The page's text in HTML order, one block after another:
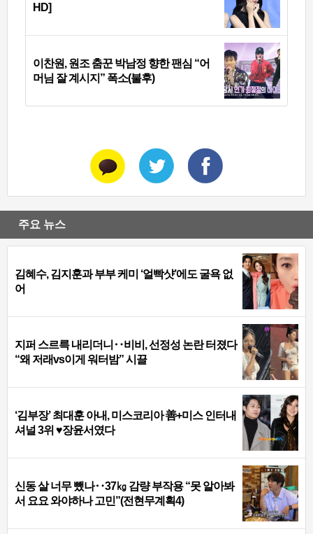
HD]
이찬원, 원조 춤꾼 박남정 향한 팬심 “어
머님 잘 계시지” 폭소(불후)
주요 뉴스
김혜수, 김지훈과 부부 케미 ‘얼빡샷’에도 굴욕 없
어
지퍼 스르륵 내리더니‥비비, 선정성 논란 터졌다
“왜 저래vs이게 워터밤” 시끌
‘김부장’ 최대훈 아내, 미스코리아 善+미스 인터내
셔널 3위 ♥장윤서였다
신동 살 너무 뺐나‥37㎏ 감량 부작용 “못 알아봐
서 요요 와야하나 고민”(전현무계획4)